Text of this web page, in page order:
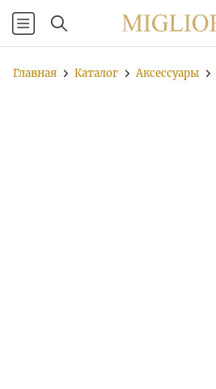
Главная Каталог Аксессуары